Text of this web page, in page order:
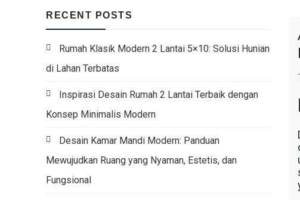
RECENT POSTS
Rumah Klasik Modern 2 Lantai 5×10: Solusi Hunian
di Lahan Terbatas
Inspirasi Desain Rumah 2 Lantai Terbaik dengan
Konsep Minimalis Modern
Desain Kamar Mandi Modern: Panduan
Mewujudkan Ruang yang Nyaman, Estetis, dan
Fungsional